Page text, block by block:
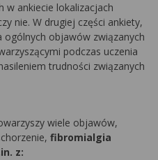
w ankiecie lokalizacjach
nie. W drugiej części ankiety,
objawów związanych
podczas uczenia
trudności związanych
wiele objawów,
fibromialgia
z: